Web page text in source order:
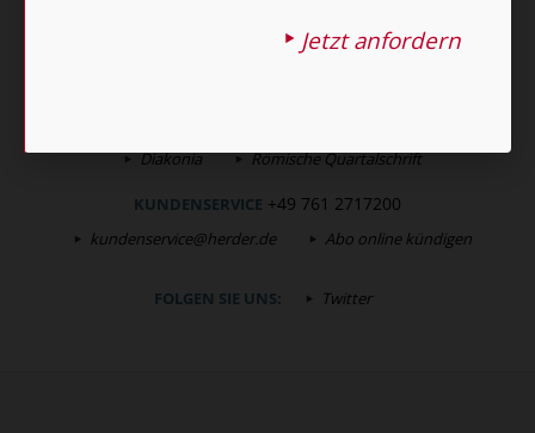
Forum Weltkirche
Diakonia
Römische Quartalschrift
KUNDENSERVICE +49 761 2717200
kundenservice@herder.de Abo online kündigen
FOLGEN SIE UNS: Twitter
Jetzt anfordern